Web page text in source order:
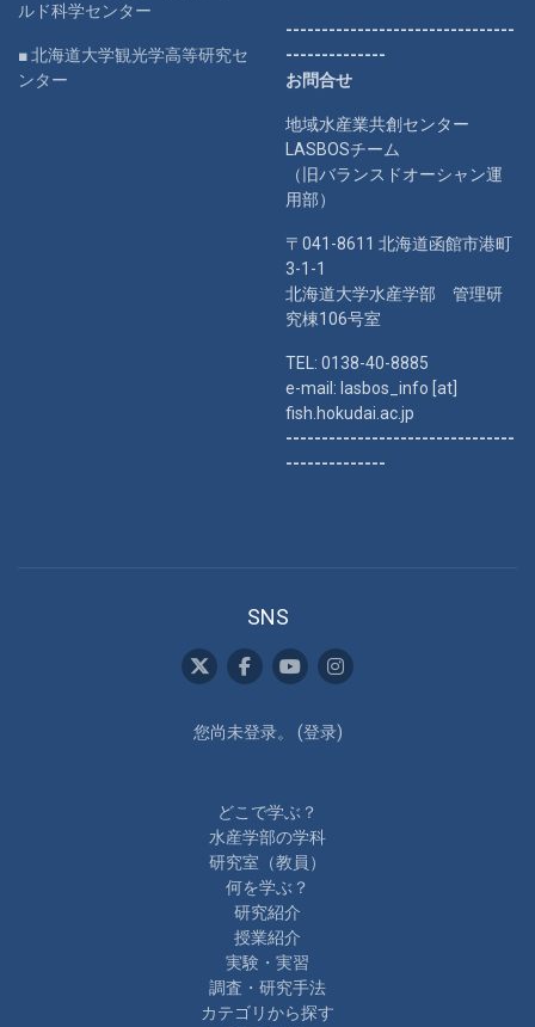
ルド科学センター
■ 北海道大学観光学高等研究セ
ンター
--------------------------------
--------------
お問合せ
地域水産業共創センター
LASBOSチーム
（旧バランスドオーシャン運
用部）
〒041-8611 北海道函館市港町
3-1-1
北海道大学水産学部 管理研
究棟106号室
TEL: 0138-40-8885
e-mail: lasbos_info [at]
fish.hokudai.ac.jp
--------------------------------
--------------
SNS
您尚未登录。 (登录)
どこで学ぶ？
水産学部の学科
研究室（教員）
何を学ぶ？
研究紹介
授業紹介
実験・実習
調査・研究手法
カテゴリから探す